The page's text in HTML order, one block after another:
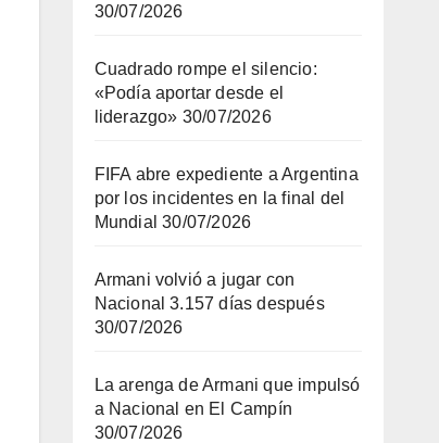
30/07/2026
Cuadrado rompe el silencio:
«Podía aportar desde el
liderazgo» 30/07/2026
FIFA abre expediente a Argentina
por los incidentes en la final del
Mundial 30/07/2026
Armani volvió a jugar con
Nacional 3.157 días después
30/07/2026
La arenga de Armani que impulsó
a Nacional en El Campín
30/07/2026